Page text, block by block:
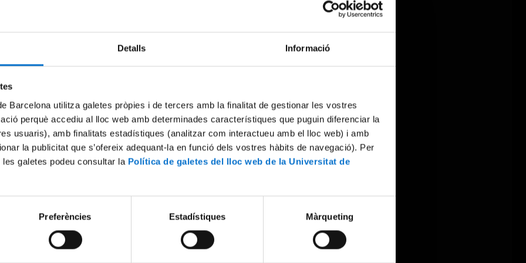
Detalls Informació
Barcelona utilitza galetes pròpies i de tercers amb la finalitat de gestionar les vostres
perquè accediu al lloc web amb determinades característiques que puguin diferenciar la
usuaris), amb finalitats estadístiques (analitzar com interactueu amb el lloc web) i amb
la publicitat que s’ofereix adequant-la en funció dels vostres hàbits de navegació). Per
galetes podeu consultar la Política de galetes del lloc web de la Universitat de
Preferències Estadístiques Màrqueting
Try again